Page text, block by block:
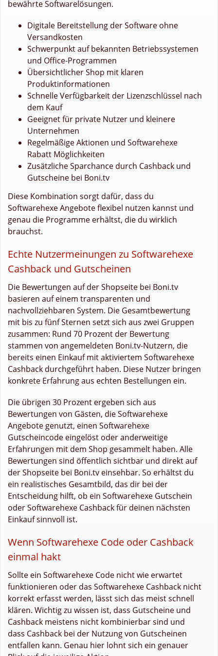
bewährte Softwarelösungen.
Digitale Bereitstellung der Software ohne
Versandkosten
Schwerpunkt auf bekannten Betriebssystemen
und Office-Programmen
Übersichtlicher Shop mit klaren
Produktinformationen
Schnelle Verfügbarkeit der Lizenzschlüssel nach
dem Kauf
Geeignet für private Nutzer und kleinere
Unternehmen
Regelmäßige Aktionen und Softwarehexe
Rabatt Möglichkeiten
Zusätzliche Sparchance durch Cashback und
Gutscheine bei Boni.tv
Diese Kombination sorgt dafür, dass du
Softwarehexe Angebote flexibel nutzen kannst und
genau die Programme erhältst, die du wirklich
brauchst.
Echte Nutzermeinungen zu Softwarehexe
Cashback und Gutscheinen
Die Bewertungen auf der Shopseite bei Boni.tv
basieren auf einem transparenten und
nachvollziehbaren System. Die Gesamtbewertung
mit bis zu fünf Sternen setzt sich aus zwei Gruppen
zusammen: Rund 70 Prozent der Bewertung
stammen von angemeldeten Boni.tv-Nutzern, die
bereits einen Einkauf mit aktiviertem Softwarehexe
Cashback durchgeführt haben. Diese Nutzer bringen
konkrete Erfahrung aus echten Bestellungen ein.
Die übrigen 30 Prozent ergeben sich aus
Bewertungen von Gästen, die Softwarehexe
Angebote genutzt, einen Softwarehexe
Gutscheincode eingelöst oder anderweitige
Erfahrungen mit dem Shop gesammelt haben. Alle
Bewertungen sind öffentlich sichtbar und direkt auf
der Shopseite bei Boni.tv einsehbar. So erhältst du
ein realistisches Gesamtbild, das dir bei der
Entscheidung hilft, ob ein Softwarehexe Gutschein
oder Softwarehexe Cashback für deinen nächsten
Einkauf sinnvoll ist.
Wenn Softwarehexe Code oder Cashback
einmal hakt
Sollte ein Softwarehexe Code nicht wie erwartet
funktionieren oder das Softwarehexe Cashback nicht
korrekt erfasst werden, lässt sich das meist schnell
klären. Wichtig zu wissen ist, dass Gutscheine und
Cashback meistens nicht kombinierbar sind und
dass Cashback bei der Nutzung von Gutscheinen
entfallen kann. Genau hier lohnt sich ein genauer